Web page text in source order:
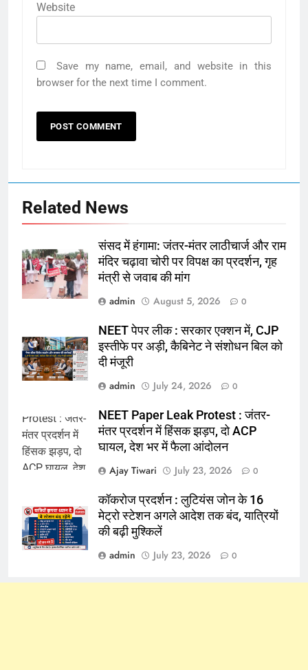
Website
Save my name, email, and website in this
browser for the next time I comment.
Related News
संसद में हंगामा: जंतर-मंतर लाठीचार्ज और राम
मंदिर चढ़ावा चोरी पर विपक्ष का प्रदर्शन, गृह
मंत्री से जवाब की मांग
admin
August 5, 2026 0
NEET पेपर लीक : सरकार एक्शन में, CJP
इस्तीफे पर अड़ी, कैबिनेट ने संशोधन बिल को
दी मंजूरी
admin
July 24, 2026 0
NEET Paper Leak Protest : जंतर-
मंतर प्रदर्शन में हिंसक झड़प, दो ACP
घायल, देश भर में फैला आंदोलन
Ajay Tiwari
July 23, 2026 0
कॉकरोज प्रदर्शन : लुटियंस जोन के 16
मेट्रो स्टेशन अगले आदेश तक बंद, यात्रियों
की बढ़ी मुश्किलें
admin
July 23, 2026 0